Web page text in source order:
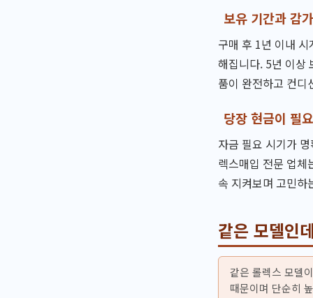
보유 기간과 감
구매 후 1년 이내
해집니다. 5년 이상
품이 완전하고 컨디
당장 현금이 필
자금 필요 시기가
렉스매입 전문 업체
속 지켜보며 고민하
같은 모델인
같은 롤렉스 모델
때문이며 단순히